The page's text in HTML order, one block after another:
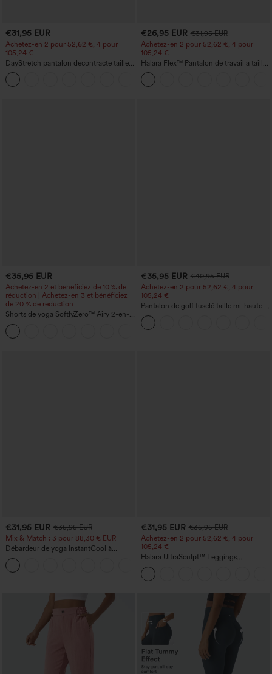
€31,95 EUR
Achetez-en 2 pour 52,62 €, 4 pour
105,24 €
DayStretch pantalon décontracté taille
haute avec poches et coupe droite
€26,95 EUR €31,95 EUR
Achetez-en 2 pour 52,62 €, 4 pour
105,24 €
Halara Flex™ Pantalon de travail à taille
haute, jambe large, avec poches, en
maille gaufrée
€35,95 EUR
Achetez-en 2 et bénéficiez de 10 % de
réduction | Achetez-en 3 et bénéficiez
de 20 % de réduction
Shorts de yoga SoftlyZero™ Airy 2-en-1
InstantCool, super taille haute, 7" avec
poches
€35,95 EUR €40,95 EUR
Achetez-en 2 pour 52,62 €, 4 pour
105,24 €
Pantalon de golf fuselé taille mi-haute à
cordon, ourlet incurvé, séchage rapide,
avec poches — UPF40+
€31,95 EUR €35,95 EUR
Mix & Match : 3 pour 88,30 € EUR
Débardeur de yoga InstantCool à
encolure en U et ourlet arrondi –
UPF50+
€31,95 EUR €35,95 EUR
Achetez-en 2 pour 52,62 €, 4 pour
105,24 €
Halara UltraSculpt™ Leggings
d'entraînement sculptants taille haute,
effet ventre plat, avec poche